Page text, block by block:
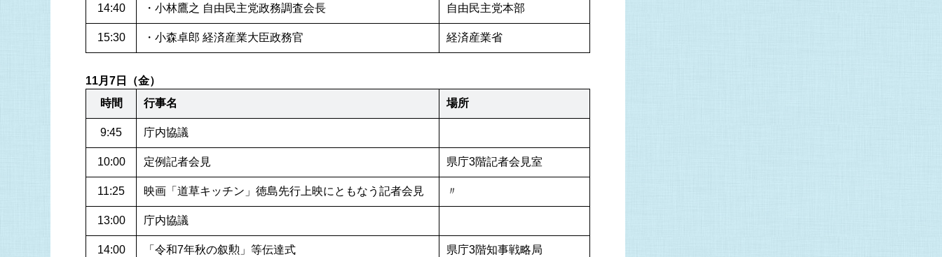
14:40 ・小林鷹之 自由民主党政務調査会長 自由民主党本部
15:30 ・小森卓郎 経済産業大臣政務官 経済産業省
11月7日（金）
時間
行事名 場所
9:45 庁内協議
10:00 定例記者会見 県庁3階記者会見室
11:25 映画「道草キッチン」徳島先行上映にともなう記者会見 〃
13:00 庁内協議
14:00 「令和7年秋の叙勲」等伝達式 県庁3階知事戦略局